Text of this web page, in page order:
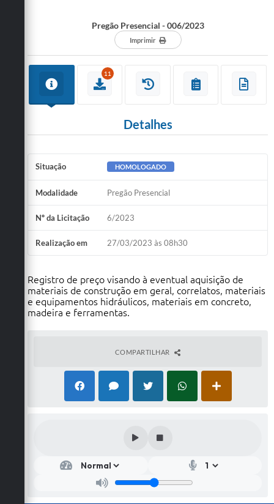
Pregão Presencial - 006/2023
Imprimir
11
Detalhes
Situação HOMOLOGADO
Modalidade Pregão Presencial
Nº da Licitação 6/2023
Realização em 27/03/2023 às 08h30
Registro de preço visando à eventual aquisição de
materiais de construção em geral, correlatos, materiais
e equipamentos hidráulicos, materiais em concreto,
madeira e ferramentas.
COMPARTILHAR